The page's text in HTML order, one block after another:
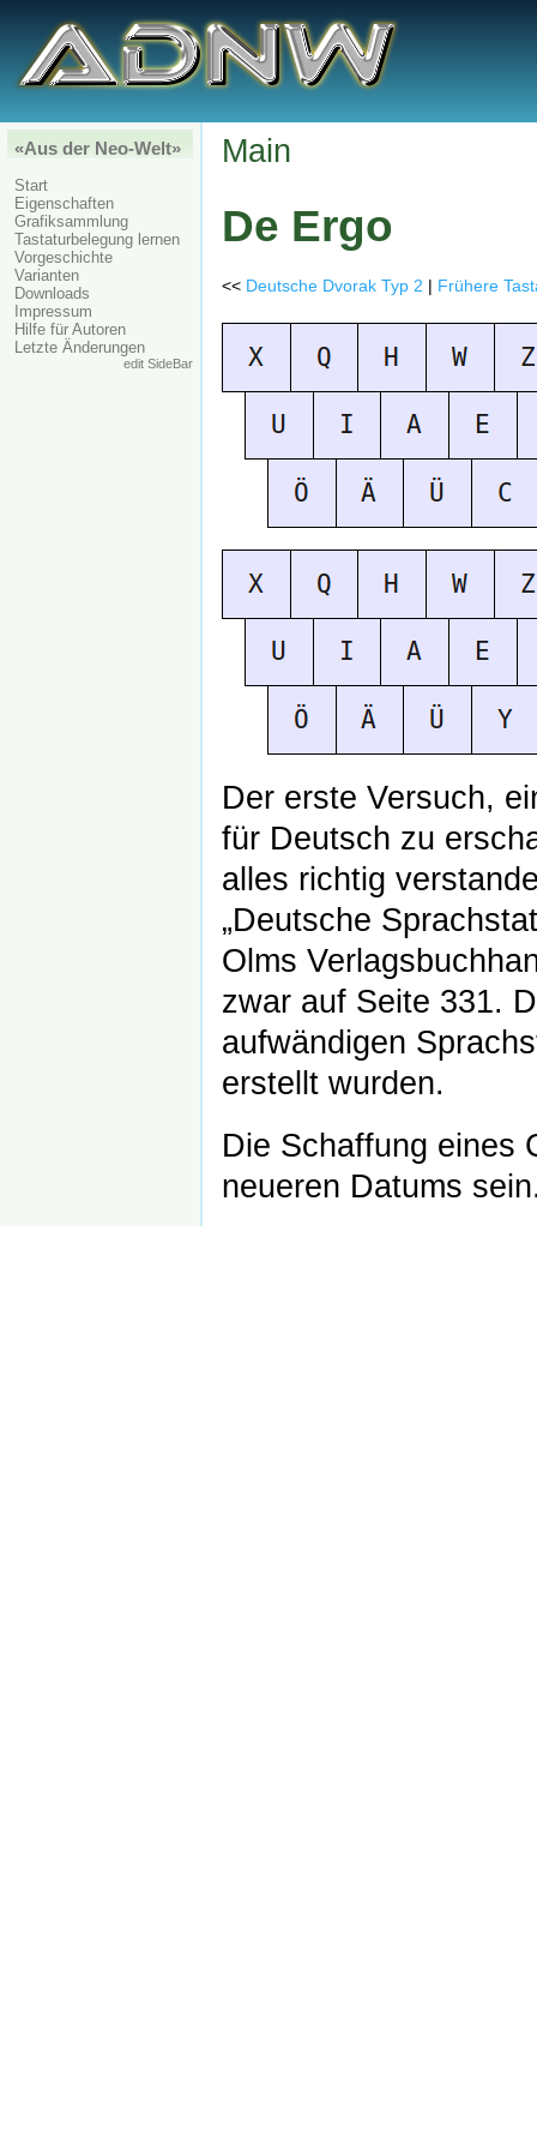
«Aus der Neo-Welt»
Start
Eigenschaften
Grafiksammlung
Tastaturbelegung lernen
Vorgeschichte
Varianten
Downloads
Impressum
Hilfe für Autoren
Letzte Änderungen
edit SideBar
Main
De Ergo
<< Deutsche Dvorak Typ 2 | Frühere
Der erste Versuch,
für Deutsch zu
alles richtig
„Deutsche
Olms
zwar auf Seite 331.
aufwändigen
erstellt wurden.
Die Schaffung eines
neueren Datums